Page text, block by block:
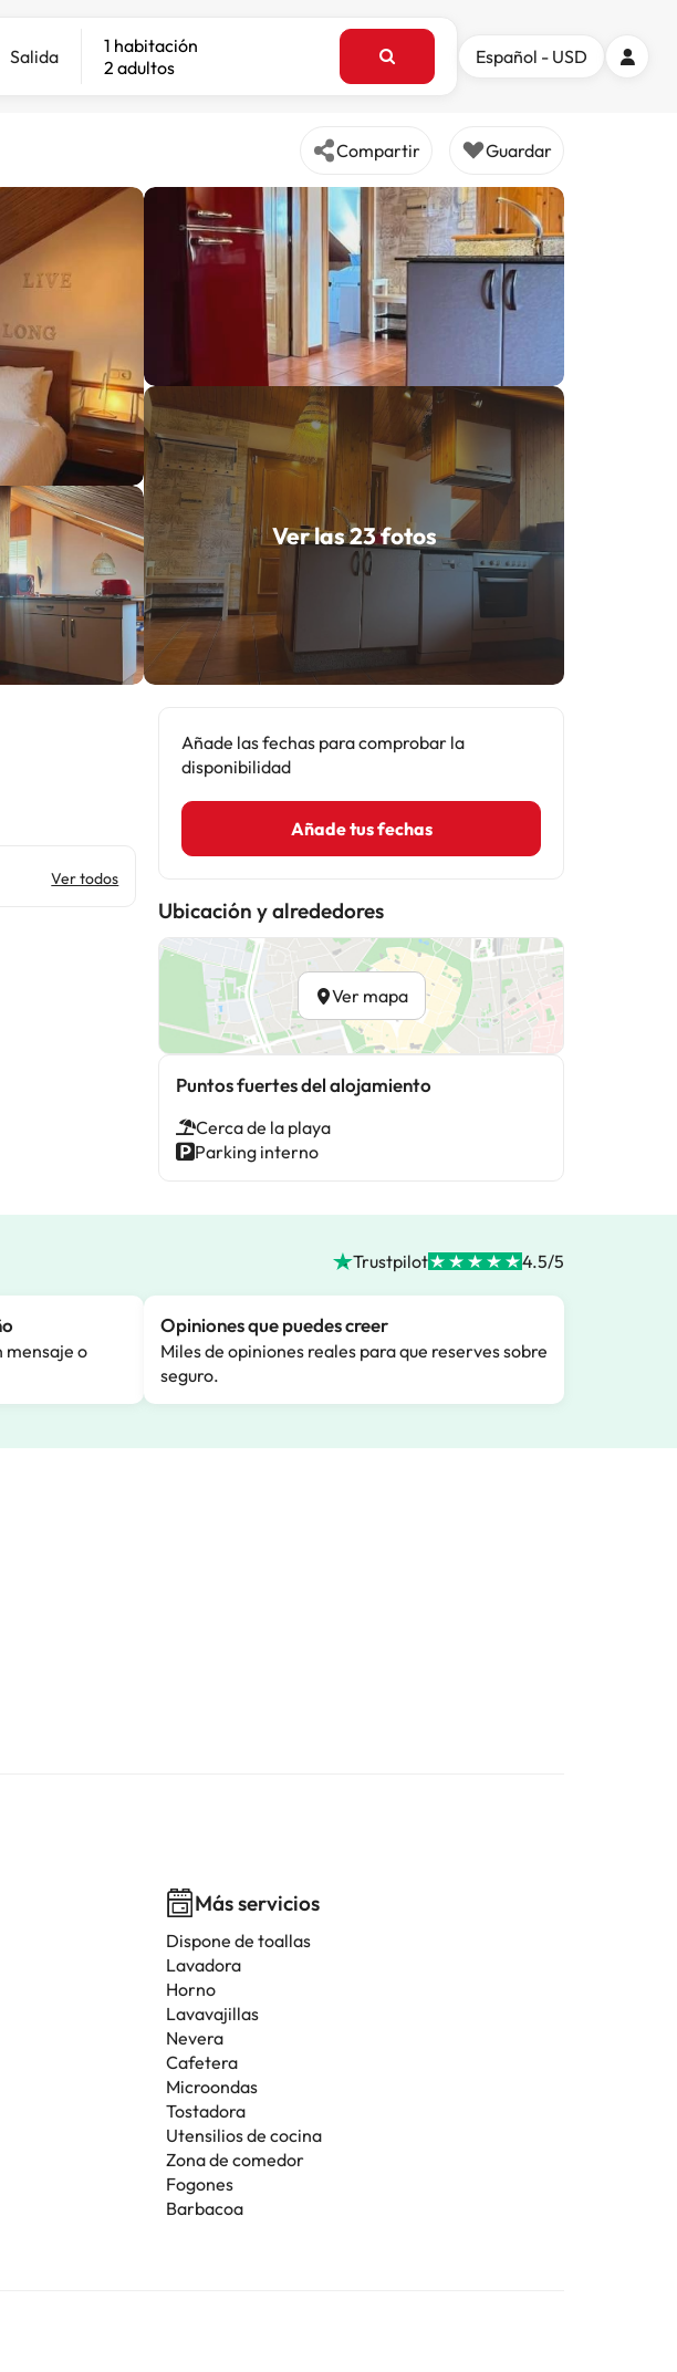
Salida
1 habitación
2 adultos
Español - USD
Compartir Guardar
Ver las 23 fotos
Ver todos
Añade las fechas para comprobar la
disponibilidad
Añade tus fechas
Ubicación y alrededores
Ver mapa
Puntos fuertes del alojamiento
Cerca de la playa
Parking interno
Trustpilot 4.5/5
mensaje o
Opiniones que puedes creer
Miles de opiniones reales para que reserves sobre
seguro.
Más servicios
Dispone de toallas
Lavadora
Horno
Lavavajillas
Nevera
Cafetera
Microondas
Tostadora
Utensilios de cocina
Zona de comedor
Fogones
Barbacoa